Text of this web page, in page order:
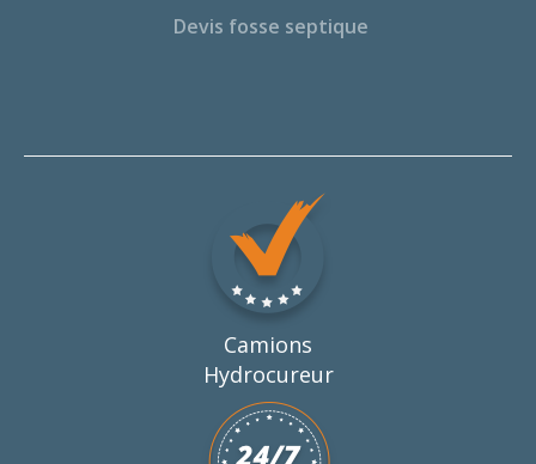
Devis fosse septique
Camions
Hydrocureur